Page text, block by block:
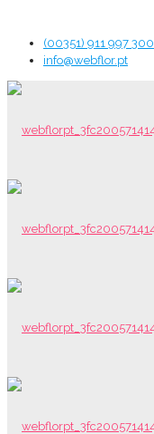
(00351) 911 997 300
info@webflor.pt